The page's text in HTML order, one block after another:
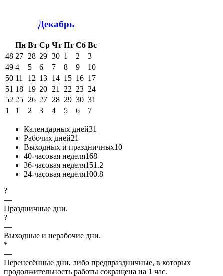
Декабрь
Пн Вт Ср Чт Пт Сб Вс
48 27 28 29 30 1 2
3
49 4 5 6 7 8 9
10
50 11 12 13 14 15 16 17
51 18 19 20 21 22 23 24
52 25 26 27 28 29 30 31
1
1 2 3 4 5 6 7
Календарных дней31
Рабочих дней21
Выходных и праздничных10
40-часовая неделя168
36-часовая неделя151.2
24-часовая неделя100.8
?
—
Праздничные дни.
?
—
Выходные и нерабочие дни.
*
—
Перенесённые дни, либо предпраздничные, в которых
продолжительность работы сокращена на 1 час.